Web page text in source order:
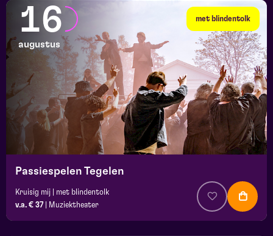
genre
series en selecties
maand
prijs
locatie
met blindentolk
16
augustus
Passiespelen Tegelen
Kruisig mij | met blindentolk
v.a. € 37
Muziektheater